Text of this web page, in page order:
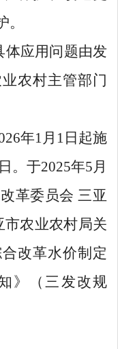
体应用问题由发
农村主管部门
6年1月 1 日起施
日。于2025年5月
革委员会 三亚
市农业农村局关
改革水价制定
》（三发改规